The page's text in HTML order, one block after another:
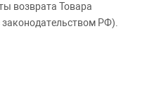
возврата Товара
РФ).